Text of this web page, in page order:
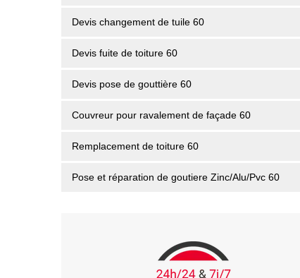
Devis changement de tuile 60
Devis fuite de toiture 60
Devis pose de gouttière 60
Couvreur pour ravalement de façade 60
Remplacement de toiture 60
Pose et réparation de goutiere Zinc/Alu/Pvc 60